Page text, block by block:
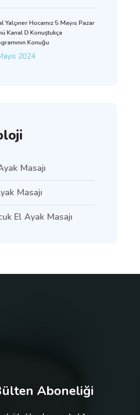
Yalçıner Hocamız 5 Mayıs Pazar
Kanal D Konuştukça
Konuğu
2024
Masajı
Masajı
El Ayak Masajı
Aboneliği